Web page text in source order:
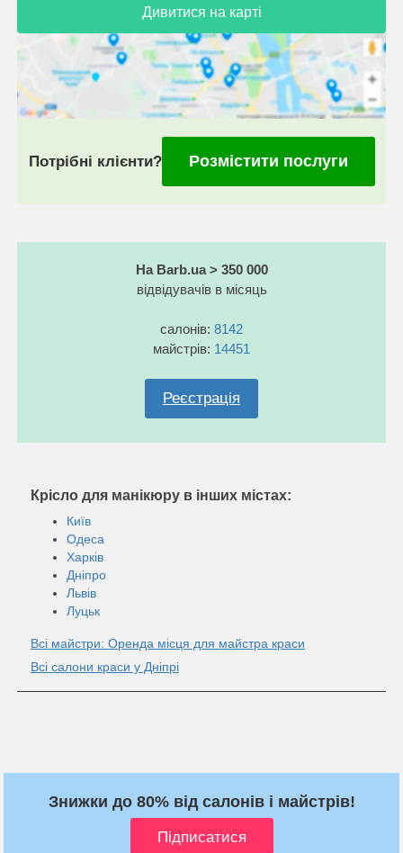
Дивитися на карті
Потрібні клієнти? Розмістити послуги
На Barb.ua > 350 000
відвідувачів в місяць
салонів: 8142
майстрів: 14451
Реєстрація
Крісло для манікюру в інших містах:
Київ
Одеса
Харків
Дніпро
Львів
Луцьк
Всі майстри: Оренда місця для майстра краси
Всі салони краси у Дніпрі
Знижки до 80% від салонів і майстрів!